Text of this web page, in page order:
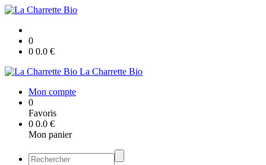
0
0 0.0 €
La Charrette Bio
Mon compte
0
Favoris
0 0.0 €
Mon panier